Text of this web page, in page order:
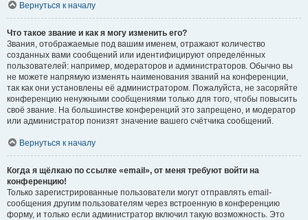
Вернуться к началу
Что такое звание и как я могу изменить его?
Звания, отображаемые под вашим именем, отражают количество
созданных вами сообщений или идентифицируют определённых
пользователей: например, модераторов и администраторов. Обычно вы
не можете напрямую изменять наименования званий на конференции,
так как они установлены её администратором. Пожалуйста, не засоряйте
конференцию ненужными сообщениями только для того, чтобы повысить
своё звание. На большинстве конференций это запрещено, и модератор
или администратор понизят значение вашего счётчика сообщений.
Вернуться к началу
Когда я щёлкаю по ссылке «email», от меня требуют войти на
конференцию!
Только зарегистрированные пользователи могут отправлять email-
сообщения другим пользователям через встроенную в конференцию
форму, и только если администратор включил такую возможность. Это